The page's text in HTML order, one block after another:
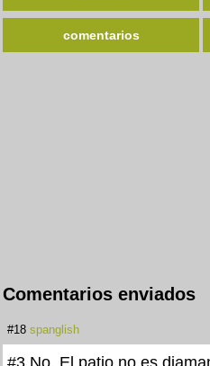
comentarios
Comentarios enviados
#18 spanglish
#3 No. El patio no es